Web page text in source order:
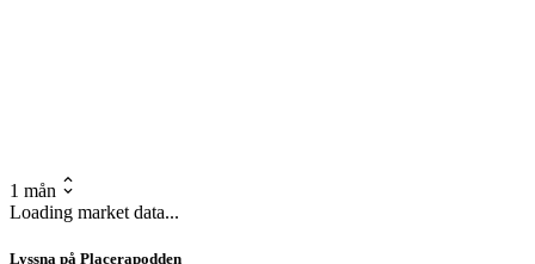
1 mån
Loading market data...
Lyssna på Placerapodden